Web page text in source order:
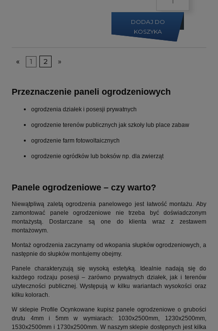
DODAJ DO
KOSZYKA
« 1 2 »
Przeznaczenie paneli ogrodzeniowych
ogrodzenia działek i posesji prywatnych
ogrodzenie terenów publicznych jak szkoły lub place zabaw
ogrodzenie farm fotowoltaicznych
ogrodzenie ogródków lub boksów np. dla zwierząt
Panele ogrodzeniowe – czy warto?
Niewątpliwą zaletą ogrodzenia panelowego jest łatwość montażu. Aby
zamontować panele ogrodzeniowe nie trzeba być doświadczonym
montażystą. Dostarczane są one do klienta wraz z zestawem
montażowym.
Montaż ogrodzenia zaczynamy od wkopania słupków ogrodzeniowych, a
następnie do słupków montujemy obejmy.
Panele charakteryzują się wysoką estetyką. Idealnie nadają się do
każdego rodzaju posesji – zarówno prywatnych działek, jak i terenów
użyteczności publicznej. Występują w kilku wariantach wysokości oraz
kilku kolorach.
W sklepie Profile Ocynkowane kupisz panele ogrodzeniowe o grubości
drutu 4mm i 5mm w wymiarach: 1030x2500mm, 1230x2500mm,
1530x2500mm i 1730x2500mm. W naszym sklepie dostępnych jest kilka